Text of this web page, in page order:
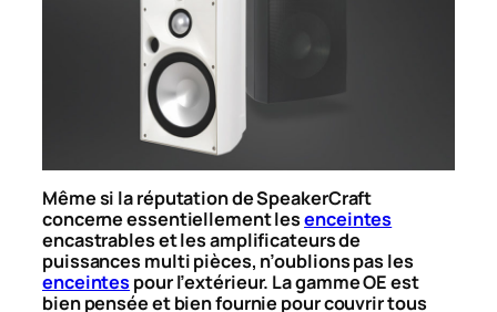
Même si la réputation de SpeakerCraft
concerne essentiellement lesenceintes
encastrables et les amplificateurs de
puissances multi pièces, n’oublions pas les
enceintespour l’extérieur. La gamme OE est
bien pensée et bien fournie pour couvrir tous